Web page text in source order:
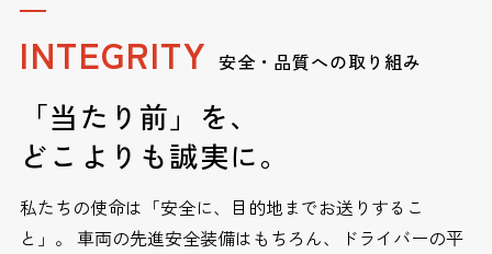
INTEGRITY 安全・品質への取り組み
「当たり前」を、
どこよりも誠実に。
私たちの使命は「安全に、目的地までお送りするこ
と」。 車両の先進安全装備はもちろん、ドライバーの平